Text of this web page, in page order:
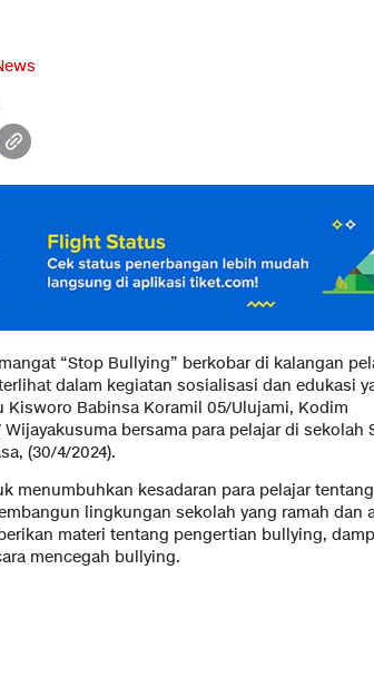
“Stop Bullying” berkobar di kalangan
dalam kegiatan sosialisasi dan edukasi
Kisworo Babinsa Koramil 05/Ulujami, Kodim
Wijayakusuma bersama para pelajar di sekolah
(30/4/2024).
menumbuhkan kesadaran para pelajar
lingkungan sekolah yang ramah dan
materi tentang pengertian bullying,
mencegah bullying.